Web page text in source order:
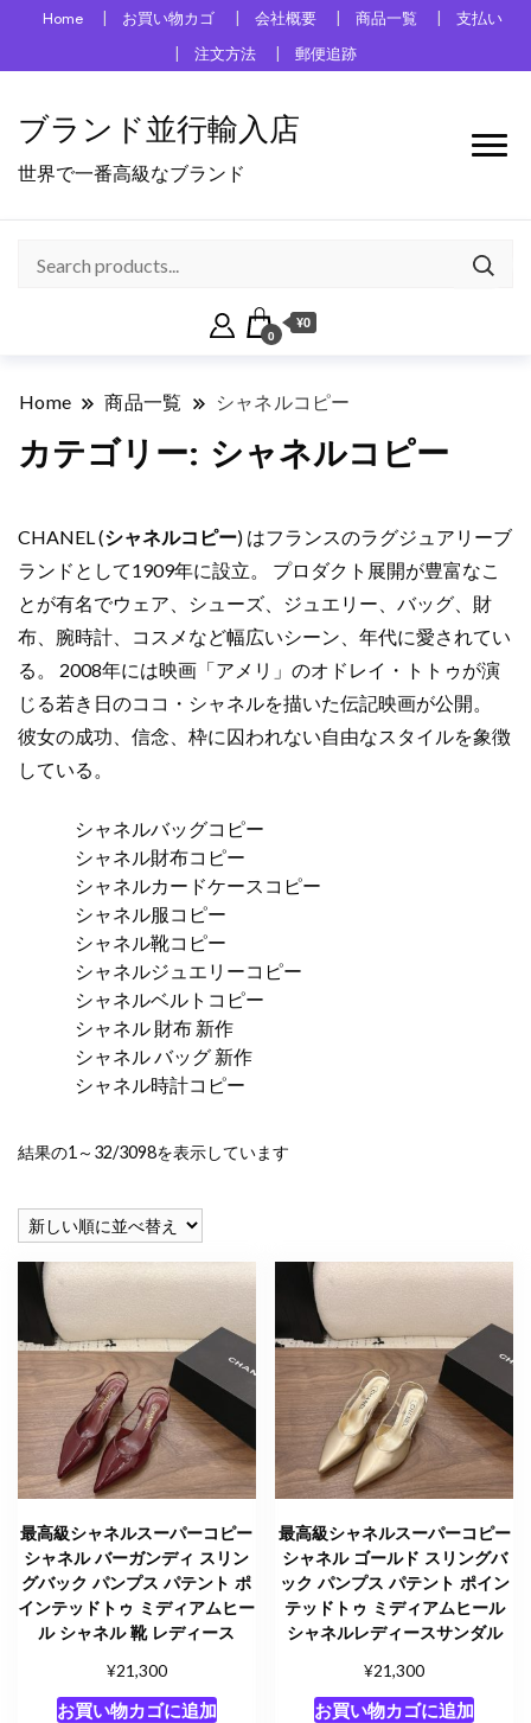
Home お買い物カゴ 会社概要 商品一覧
支払い
注文方法
郵便追跡
ブランド並行輸入店
世界で一番高級なブランド
0
¥0
Home 商品一覧 シャネルコピー
カテゴリー: シャネルコピー
CHANEL (シャネルコピー) はフランスのラグジュアリーブ
ランドとして1909年に設立。 プロダクト展開が豊富なこ
とが有名でウェア、シューズ、ジュエリー、バッグ、財
布、腕時計、コスメなど幅広いシーン、年代に愛されてい
る。 2008年には映画「アメリ」のオドレイ・トトゥが演
じる若き日のココ・シャネルを描いた伝記映画が公開。
彼女の成功、信念、枠に囚われない自由なスタイルを象徴
している。
シャネルバッグコピー
シャネル財布コピー
シャネルカードケースコピー
シャネル服コピー
シャネル靴コピー
シャネルジュエリーコピー
シャネルベルトコピー
シャネル 財布 新作
シャネル バッグ 新作
シャネル時計コピー
結果の1～32/3098を表示しています
最高級シャネルスーパーコピー
シャネル バーガンディ スリン
グバック パンプス パテント ポ
インテッドトゥ ミディアムヒー
ル シャネル 靴 レディース
¥21,300
お買い物カゴに追加
最高級シャネルスーパーコピー
シャネル ゴールド スリングバ
ック パンプス パテント ポイン
テッドトゥ ミディアムヒール
シャネルレディースサンダル
¥21,300
お買い物カゴに追加